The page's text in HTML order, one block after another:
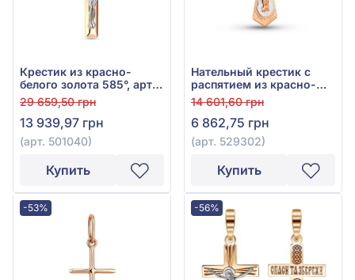
Крестик из красно-
белого золота 585°, арт.
501040
29 659,50 грн
13 939,97 грн
(арт. 501040)
Купить
Нательный крестик с
распятием из красно-
белого золота 585°, без
вставки, арт. 529302
14 601,60 грн
6 862,75 грн
(арт. 529302)
Купить
-53% -56%